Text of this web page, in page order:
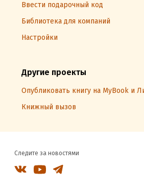
Ввести подарочный код
Библиотека для компаний
Настройки
Другие проекты
Опубликовать книгу на MyBook и
Книжный вызов
Следите за новостями